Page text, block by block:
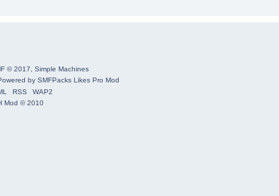
© 2017
Simple Machines
by SMFPacks Likes Pro Mod
RSS
WAP2
Mod © 2010